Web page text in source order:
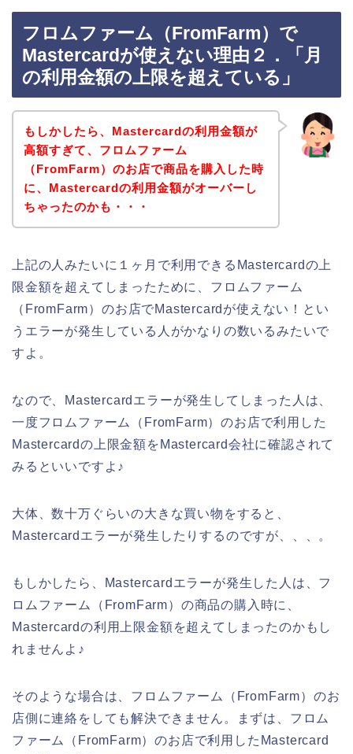
フロムファーム（FromFarm）で
Mastercardが使えない理由２．「月
の利用金額の上限を超えている」
もしかしたら、Mastercardの利用金額が
高額すぎて、フロムファーム
（FromFarm）のお店で商品を購入した時
に、Mastercardの利用金額がオーバーし
ちゃったのかも・・・
上記の人みたいに１ヶ月で利用できるMastercardの上
限金額を超えてしまったために、フロムファーム
（FromFarm）のお店でMastercardが使えない！とい
うエラーが発生している人がかなりの数いるみたいで
すよ。
なので、Mastercardエラーが発生してしまった人は、
一度フロムファーム（FromFarm）のお店で利用した
Mastercardの上限金額をMastercard会社に確認されて
みるといいですよ♪
大体、数十万ぐらいの大きな買い物をすると、
Mastercardエラーが発生したりするのですが、、、。
もしかしたら、Mastercardエラーが発生した人は、フ
ロムファーム（FromFarm）の商品の購入時に、
Mastercardの利用上限金額を超えてしまったのかもし
れませんよ♪
そのような場合は、フロムファーム（FromFarm）のお
店側に連絡をしても解決できません。まずは、フロム
ファーム（FromFarm）のお店で利用したMastercard